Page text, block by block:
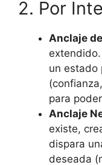
2. Por
Anclaje
un estado
para
Anclaje
existe,
dispara
deseada